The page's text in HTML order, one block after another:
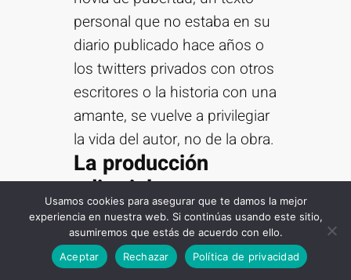
personal que no estaba en su
diario publicado hace años o
los twitters privados con otros
escritores o la historia con una
amante, se vuelve a privilegiar
la vida del autor, no de la obra.
La producción
editorial en un
mundo globalizado
EnEl secreto de la fama, Zaid
incluye también dos subtitulos
Suscribirse
Usamos cookies para asegurar que te damos la mejor
experiencia en nuestra web. Si continúas usando este sitio,
asumiremos que estás de acuerdo con ello.
Aceptar
Rechazar Política de privacidad